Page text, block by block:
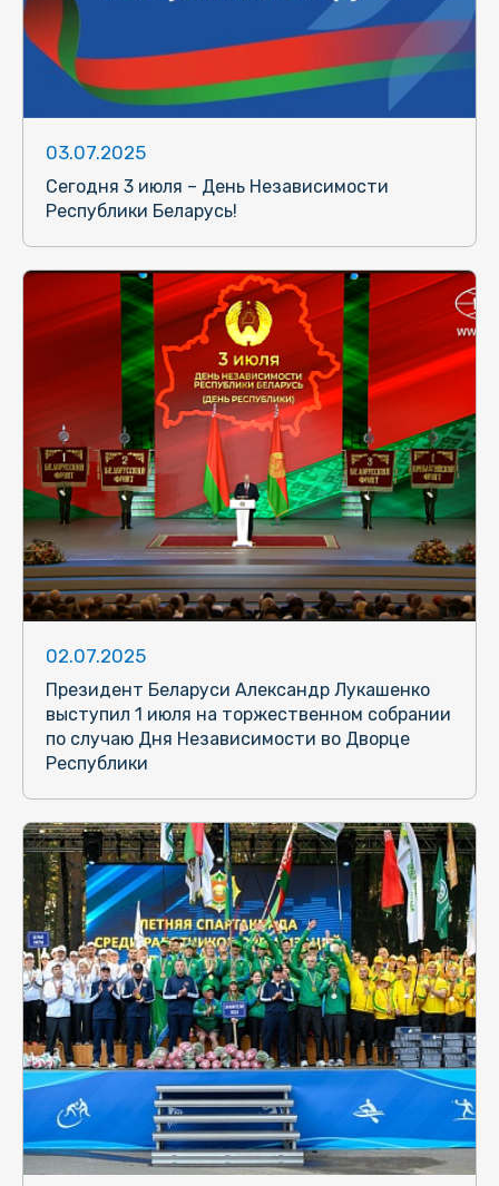
03.07.2025
Сегодня 3 июля – День Независимости
Республики Беларусь!
02.07.2025
Президент Беларуси Александр Лукашенко
выступил 1 июля на торжественном собрании
по случаю Дня Независимости во Дворце
Республики